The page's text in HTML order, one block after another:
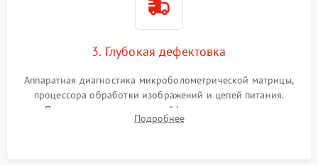
3. Глубокая дефектовка
Аппаратная диагностика микроболометрической матрицы,
процессора обработки изображений и цепей питания.
Проверка целостности шлейфов, модуля памяти и
интерфейсов связи. Выявление сгоревших SMD-компонентов
Подробнее